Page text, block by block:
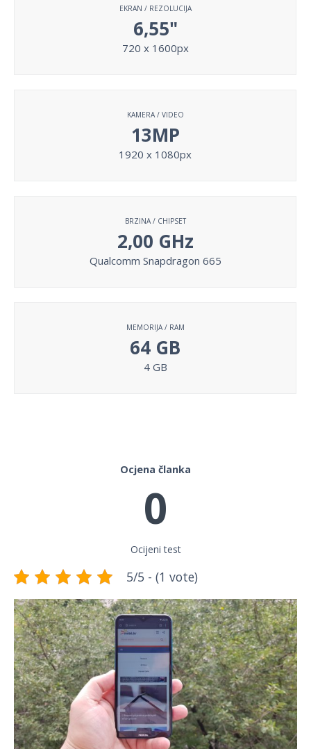
EKRAN / REZOLUCIJA
6,55"
720 x 1600px
KAMERA / VIDEO
13MP
1920 x 1080px
BRZINA / CHIPSET
2,00 GHz
Qualcomm Snapdragon 665
MEMORIJA / RAM
64 GB
4 GB
Ocjena članka
0
Ocijeni test
5/5 - (1 vote)